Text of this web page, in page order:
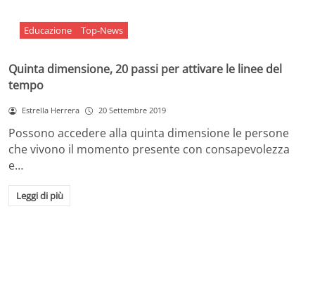
Educazione Top-News
Quinta dimensione, 20 passi per attivare le linee del
tempo
Estrella Herrera 20 Settembre 2019
Possono accedere alla quinta dimensione le persone
che vivono il momento presente con consapevolezza
e…
Leggi di più